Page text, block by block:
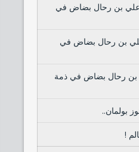
علي بن رحال بضاض في
علي بن رحال بضاض في
بن رحال بضاض في ذمة
بولمان..
!